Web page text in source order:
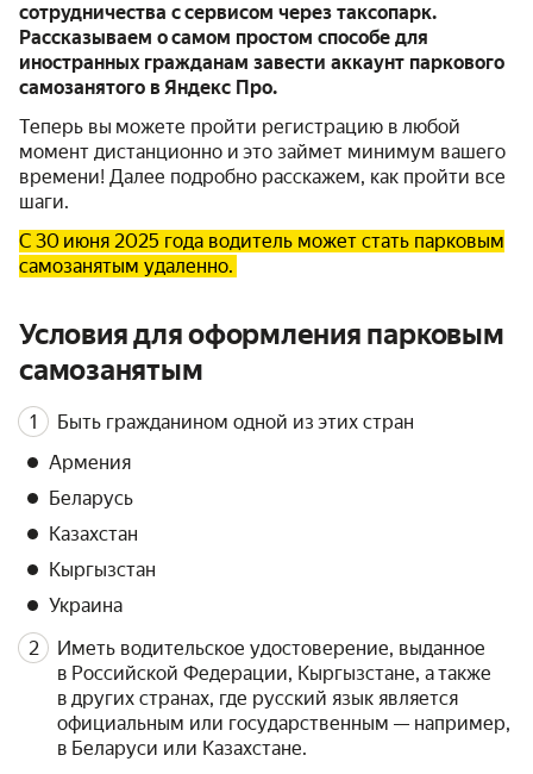
сотрудничества с сервисом через таксопарк.
Рассказываем о самом простом способе для
иностранных гражданам завести аккаунт паркового
самозанятого в Яндекс Про.
Теперь вы можете пройти регистрацию в любой
момент дистанционно и это займет минимум вашего
времени! Далее подробно расскажем, как пройти все
шаги.
С 30 июня 2025 года водитель может стать парковым
самозанятым удаленно.
Условия для оформления парковым
самозанятым
Быть гражданином одной из этих стран
Армения
Беларусь
Казахстан
Кыргызстан
Украина
Иметь водительское удостоверение, выданное
в Российской Федерации, Кыргызстане, а также
в других странах, где русский язык является
официальным или государственным — например,
в Беларуси или Казахстане.